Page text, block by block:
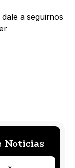
a seguirnos
Noticias